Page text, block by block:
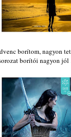
borítom, nagyon
borítói nagyon